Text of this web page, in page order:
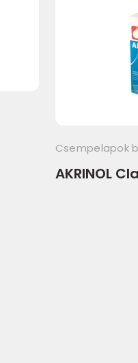
Csempelapok
AKRINOL